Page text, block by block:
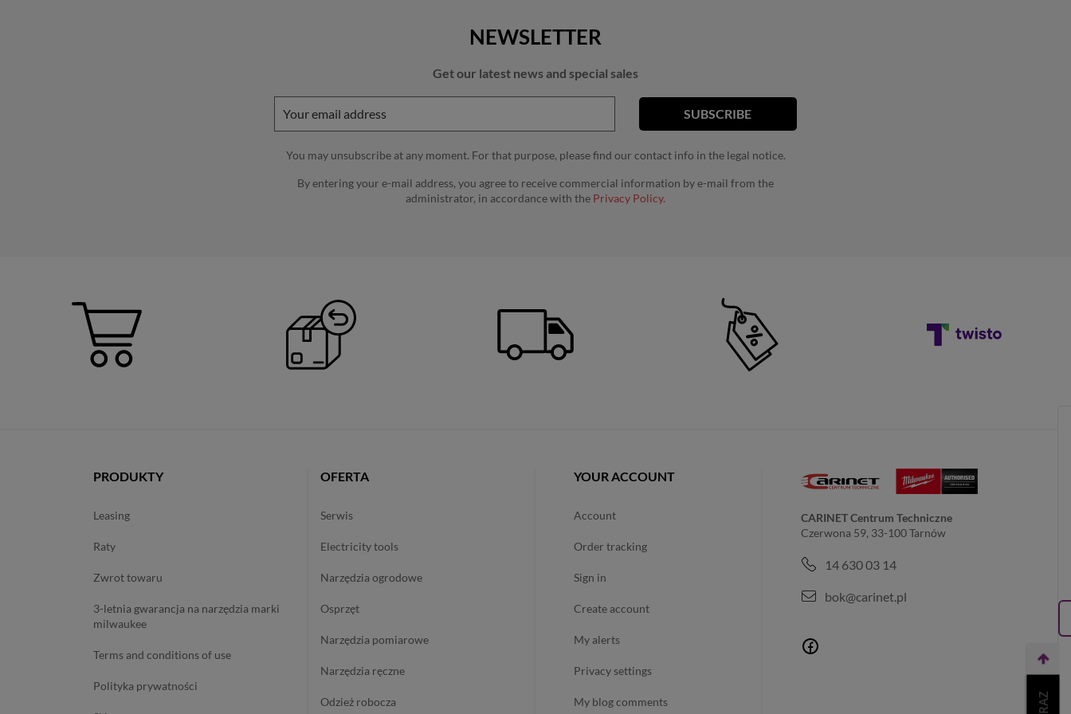
NEWSLETTER
Get our latest news and special sales
You may unsubscribe at any moment. For that purpose, please find our contact info in the legal notice.
By entering your e-mail address, you agree to receive commercial information by e-mail from the
administrator, in accordance with the Privacy Policy.
PRODUKTY
leasing
raty
zwrot towaru
3-letnia gwarancja na narzędzia marki
milwaukee
terms and conditions of use
polityka prywatności
OFERTA
serwis
electricity tools
narzędzia ogrodowe
osprzęt
narzędzia pomiarowe
narzędzia ręczne
odzież robocza
YOUR ACCOUNT
account
order tracking
sign in
create account
my alerts
privacy settings
my blog comments
CARINET Centrum Techniczne
Czerwona 59, 33-100 Tarnów
14 630 03 14
bok@carinet.pl